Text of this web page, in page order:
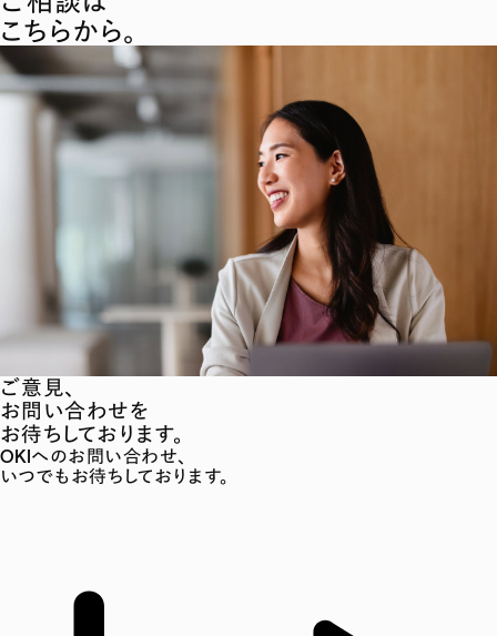
こちらから。
ご意見、
お問い合わせを
お待ちしております。
OKIへのお問い合わせ、
いつでもお待ちしております。